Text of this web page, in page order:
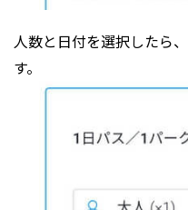
人数と日付を選択したら、
す。